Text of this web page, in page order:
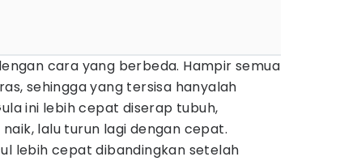
cara yang berbeda. Hampir semua
sehingga yang tersisa hanyalah
ini lebih cepat diserap tubuh,
lalu turun lagi dengan cepat.
lebih cepat dibandingkan setelah